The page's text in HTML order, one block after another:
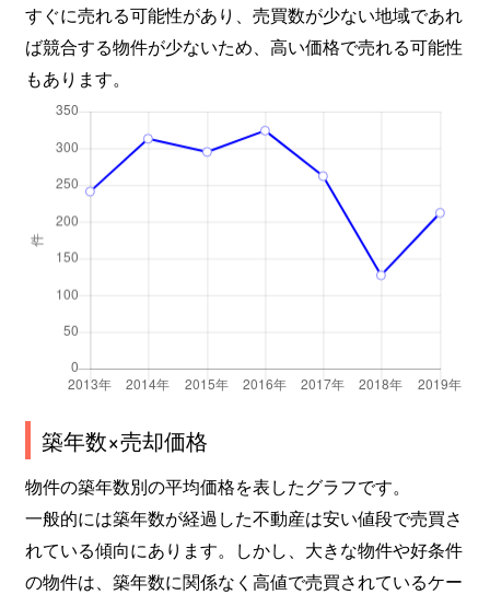
すぐに売れる可能性があり、売買数が少ない地域であれ
ば競合する物件が少ないため、高い価格で売れる可能性
もあります。
築年数×売却価格
物件の築年数別の平均価格を表したグラフです。
一般的には築年数が経過した不動産は安い値段で売買さ
れている傾向にあります。しかし、大きな物件や好条件
の物件は、築年数に関係なく高値で売買されているケー